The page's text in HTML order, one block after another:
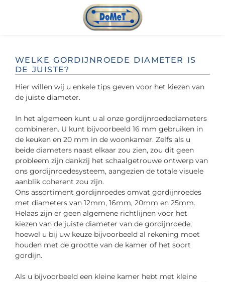
Ga naar de hoofdinhoud
WELKE GORDIJNROEDE DIAMETER IS
DE JUISTE?
Hier willen wij u enkele tips geven voor het kiezen van
de juiste diameter.
In het algemeen kunt u al onze gordijnroedediameters
combineren. U kunt bijvoorbeeld 16 mm gebruiken in
de keuken en 20 mm in de woonkamer. Zelfs als u
beide diameters naast elkaar zou zien, zou dit geen
probleem zijn dankzij het schaalgetrouwe ontwerp van
ons gordijnroedesysteem, aangezien de totale visuele
aanblik coherent zou zijn.
Ons assortiment gordijnroedes omvat gordijnroedes
met diameters van 12mm, 16mm, 20mm en 25mm.
Helaas zijn er geen algemene richtlijnen voor het
kiezen van de juiste diameter van de gordijnroede,
hoewel u bij uw keuze bijvoorbeeld al rekening moet
houden met de grootte van de kamer of het soort
gordijn.
Als u bijvoorbeeld een kleine kamer hebt met kleine